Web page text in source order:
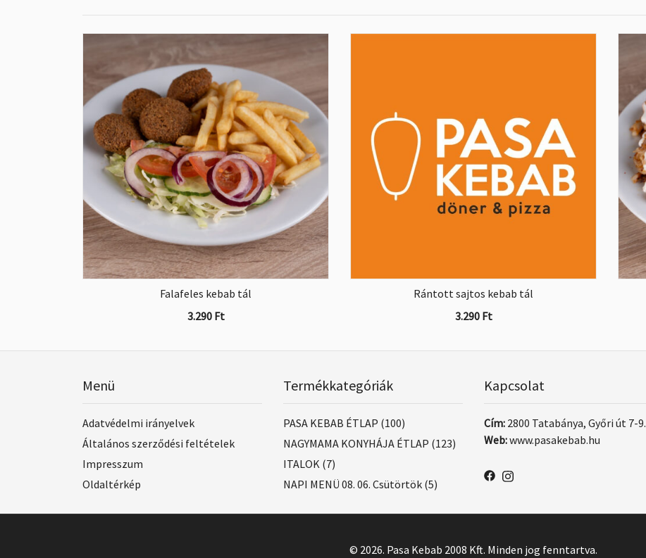
Falafeles kebab tál
3.290 Ft
Rántott sajtos kebab tál
3.290 Ft
Menü
Adatvédelmi irányelvek
Általános szerződési feltételek
Impresszum
Oldaltérkép
Termékkategóriák
PASA KEBAB ÉTLAP (100)
NAGYMAMA KONYHÁJA ÉTLAP (123)
ITALOK (7)
NAPI MENÜ 08. 06. Csütörtök (5)
Kapcsolat
Cím: 2800 Tatabánya, Győri út 7-9.
Web:www.pasakebab.hu
© 2026. Pasa Kebab 2008 Kft. Minden jog fenntartva.